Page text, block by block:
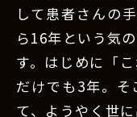
して患者さんの
ら16年という気
す。はじめに「
だけでも3年。
て、ようやく世